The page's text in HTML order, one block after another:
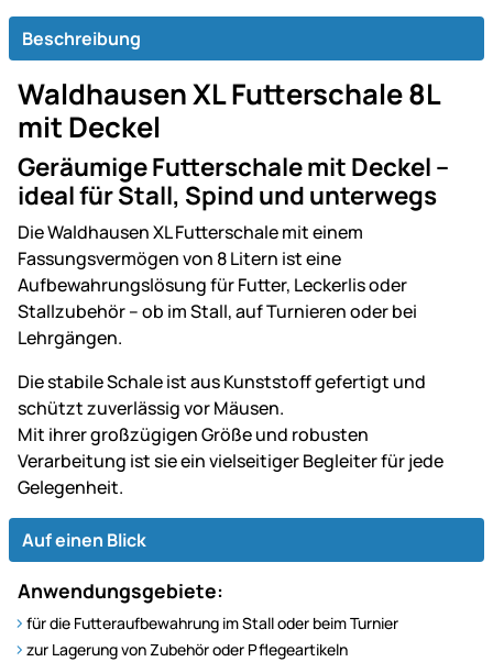
Beschreibung
Waldhausen XL Futterschale 8L
mit Deckel
Geräumige Futterschale mit Deckel –
ideal für Stall, Spind und unterwegs
Die Waldhausen XL Futterschale mit einem
Fassungsvermögen von 8 Litern ist eine
Aufbewahrungslösung für Futter, Leckerlis oder
Stallzubehör – ob im Stall, auf Turnieren oder bei
Lehrgängen.
Die stabile Schale ist aus Kunststoff gefertigt und
schützt zuverlässig vor Mäusen.
Mit ihrer großzügigen Größe und robusten
Verarbeitung ist sie ein vielseitiger Begleiter für jede
Gelegenheit.
Auf einen Blick
Anwendungsgebiete:
für die Futteraufbewahrung im Stall oder beim Turnier
zur Lagerung von Zubehör oder Pflegeartikeln